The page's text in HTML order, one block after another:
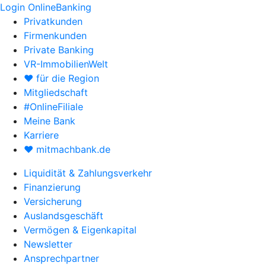
Login OnlineBanking
Privatkunden
Firmenkunden
Private Banking
VR-ImmobilienWelt
♥ für die Region
Mitgliedschaft
#OnlineFiliale
Meine Bank
Karriere
♥ mitmachbank.de
Liquidität & Zahlungsverkehr
Finanzierung
Versicherung
Auslandsgeschäft
Vermögen & Eigenkapital
Newsletter
Ansprechpartner